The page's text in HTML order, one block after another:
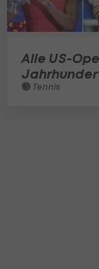
Alle US-
Tennis